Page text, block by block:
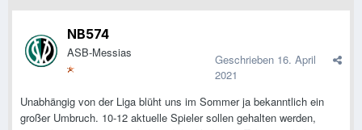
NB574
ASB-Messias Geschrieben 16. April
2021
Unabhängig von der Liga blüht uns im Sommer ja bekanntlich ein
großer Umbruch. 10-12 aktuelle Spieler sollen gehalten werden,